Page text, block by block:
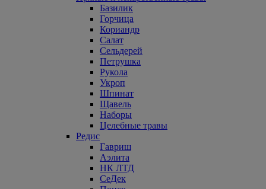
Базилик
Горчица
Кориандр
Салат
Сельдерей
Петрушка
Рукола
Укроп
Шпинат
Щавель
Наборы
Целебные травы
Редис
Гавриш
Аэлита
НК ЛТД
СеДек